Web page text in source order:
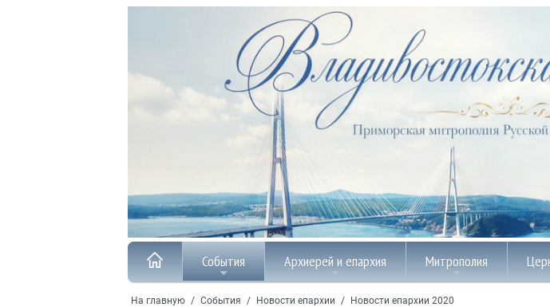
События Архиерей и епархия Митрополия
На главную / События / Новости епархии / Новости епархии 2020